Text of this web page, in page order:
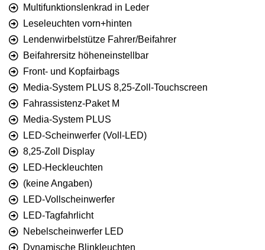
Multifunktionslenkrad in Leder
Leseleuchten vorn+hinten
Lendenwirbelstütze Fahrer/Beifahrer
Beifahrersitz höheneinstellbar
Front- und Kopfairbags
Media-System PLUS 8,25-Zoll-Touchscreen
Fahrassistenz-Paket M
Media-System PLUS
LED-Scheinwerfer (Voll-LED)
8,25-Zoll Display
LED-Heckleuchten
(keine Angaben)
LED-Vollscheinwerfer
LED-Tagfahrlicht
Nebelscheinwerfer LED
Dynamische Blinkleuchten